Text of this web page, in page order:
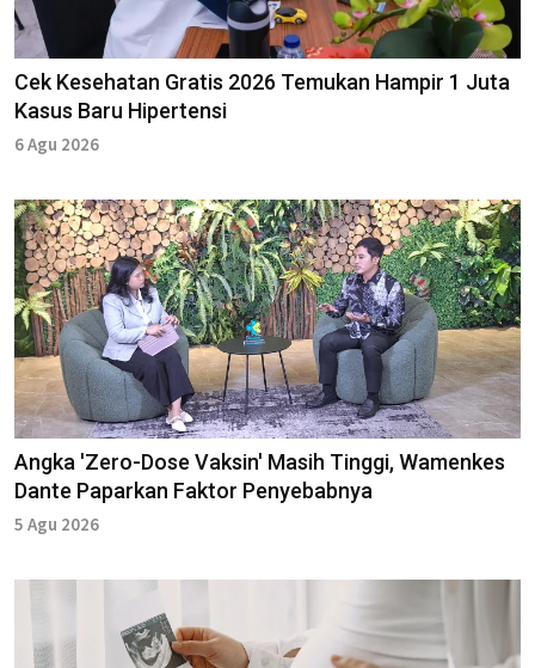
Cek Kesehatan Gratis 2026 Temukan Hampir 1 Juta
Kasus Baru Hipertensi
6 Agu 2026
Angka 'Zero-Dose Vaksin' Masih Tinggi, Wamenkes
Dante Paparkan Faktor Penyebabnya
5 Agu 2026